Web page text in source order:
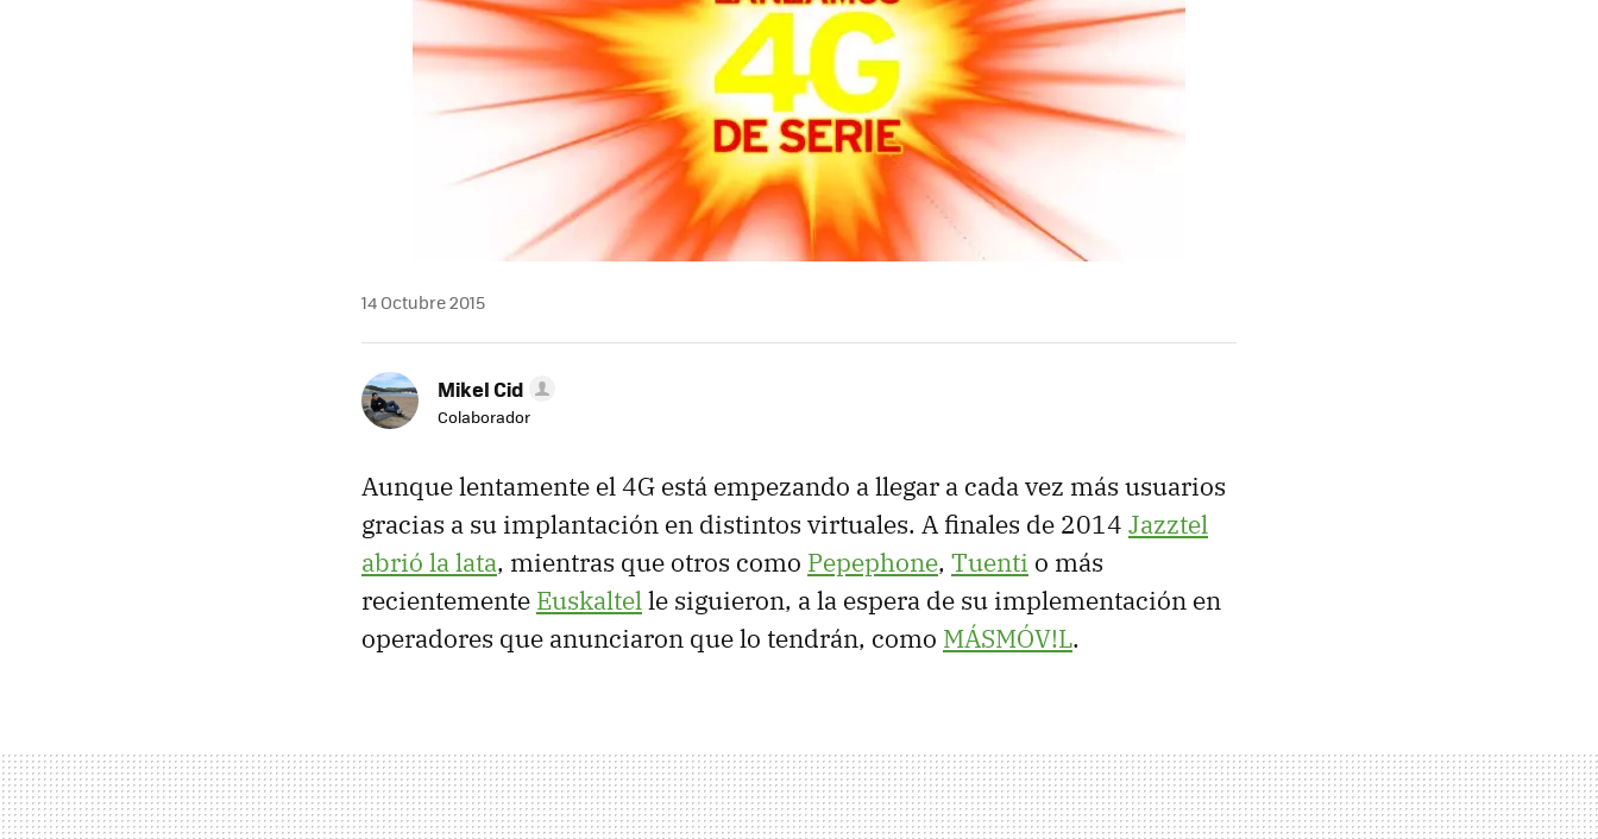
14 Octubre 2015
Mikel Cid
Colaborador
Aunque lentamente el 4G está empezando a llegar a cada vez más usuarios
gracias a su implantación en distintos virtuales. A finales de 2014 Jazztel
abrió la lata, mientras que otros como Pepephone, Tuenti o más
recientemente Euskaltelle siguieron, a la espera de su implementación en
operadores que anunciaron que lo tendrán, como MÁSMÓV!L.